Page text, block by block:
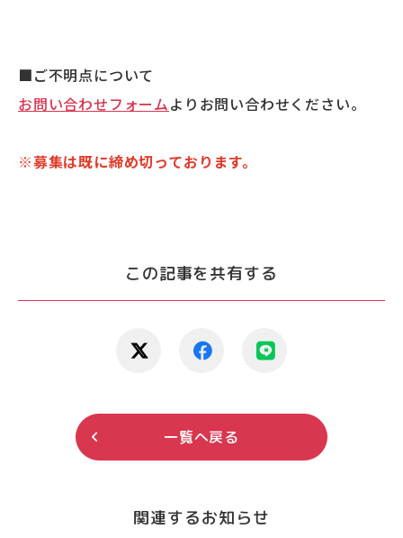
■ご不明点について
お問い合わせフォームよりお問い合わせください。
※募集は既に締め切っております。
この記事を共有する
一覧へ戻る
関連するお知らせ